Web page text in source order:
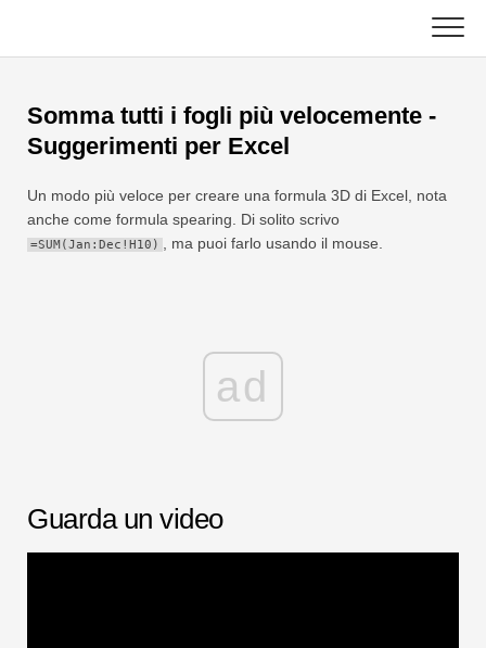
content
Funzioni Excel
Grafico
Suggerimenti su Excel
Tabella pivot
C ++
DSA
Swift
Somma tutti i fogli più velocemente -
Suggerimenti per Excel
Un modo più veloce per creare una formula 3D di Excel, nota
anche come formula spearing. Di solito scrivo
=SUM(Jan:Dec!H10) , ma puoi farlo usando il mouse.
ad
Guarda un video